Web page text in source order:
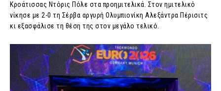
Κροάτισσας Ντόρις Πόλε στα προημιτελικά. Στον ημιτελικό
νίκησε με 2-0 τη Σέρβα αργυρή Ολυμπιονίκη Αλεξάντρα Πέρισιτς
κι εξασφάλισε τη θέση της στον μεγάλο τελικό.